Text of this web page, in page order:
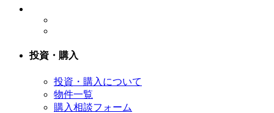
投資・購入
投資・購入について
物件一覧
購入相談フォーム